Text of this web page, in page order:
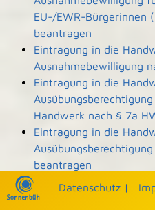
EU-/EWR-Bürgerinnen
beantragen
Eintragung in die
Ausnahmebewilligung
Eintragung in die
Handwerk nach § 7a
Eintragung in die
beantragen
Eintragung und Einsicht
beantragen
Datenschutz |